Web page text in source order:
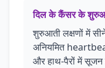
दिल के कैंसर के
शुरुआती लक्षणों में
अनियमित
और हाथ-पैरों में